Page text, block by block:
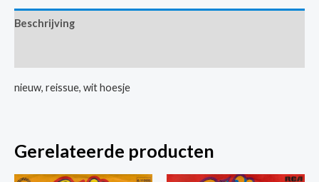
Goode
/Beschrijving
nieuw, reissue, wit hoesje
Gerelateerde producten